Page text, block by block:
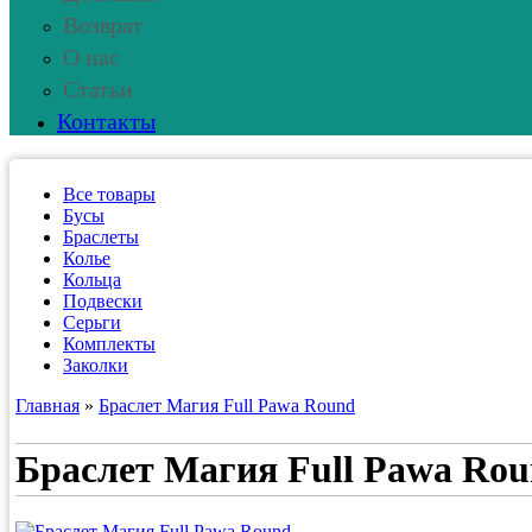
Возврат
О нас
Статьи
Контакты
Все товары
Бусы
Браслеты
Колье
Кольца
Подвески
Серьги
Комплекты
Заколки
Главная » Браслет Магия Full Pawa Round
Браслет Магия Full Pawa